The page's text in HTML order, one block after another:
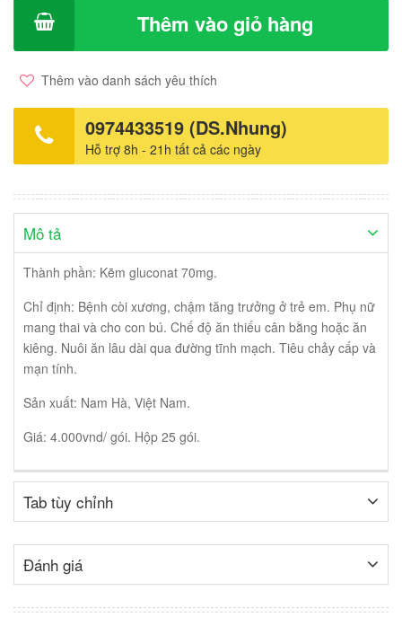
Thêm vào giỏ hàng
Thêm vào danh sách yêu thích
0974433519 (DS.Nhung)
Hỗ trợ 8h - 21h tất cả các ngày
Mô tả
Thành phần: Kẽm gluconat 70mg.
Chỉ định: Bệnh còi xương, chậm tăng trưởng ở trẻ em. Phụ nữ
mang thai và cho con bú. Chế độ ăn thiếu cân bằng hoặc ăn
kiêng. Nuôi ăn lâu dài qua đường tĩnh mạch. Tiêu chảy cấp và
mạn tính.
Sản xuất: Nam Hà, Việt Nam.
Giá: 4.000vnd/ gói. Hộp 25 gói.
Tab tùy chỉnh
Đánh giá